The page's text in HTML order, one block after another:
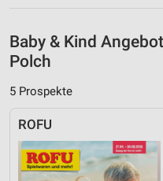
Baby & Kind
Polch
5 Prospekte
ROFU
Entwicklung und
Inhalten
Geräte anhand von aktiv